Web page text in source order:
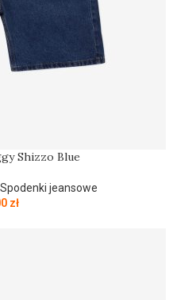
Shizzo Blue
Spodenki jeansowe
zł